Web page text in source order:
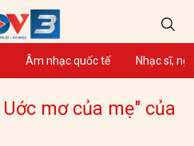
Âm nhạc quốc tế Nhạc sĩ,
Uớc mơ của mẹ" của